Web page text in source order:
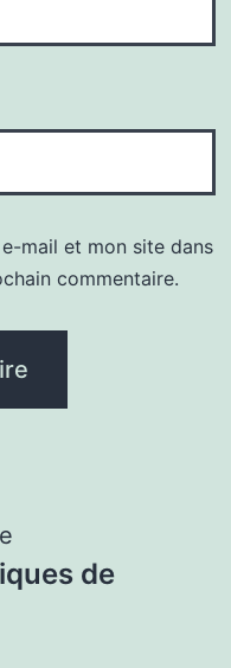
mail et mon site dans
commentaire.
de